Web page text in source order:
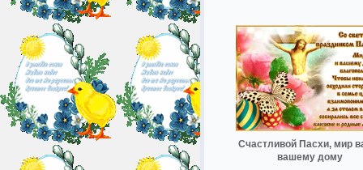
Счастливой Пасхи, мир
вашему дому